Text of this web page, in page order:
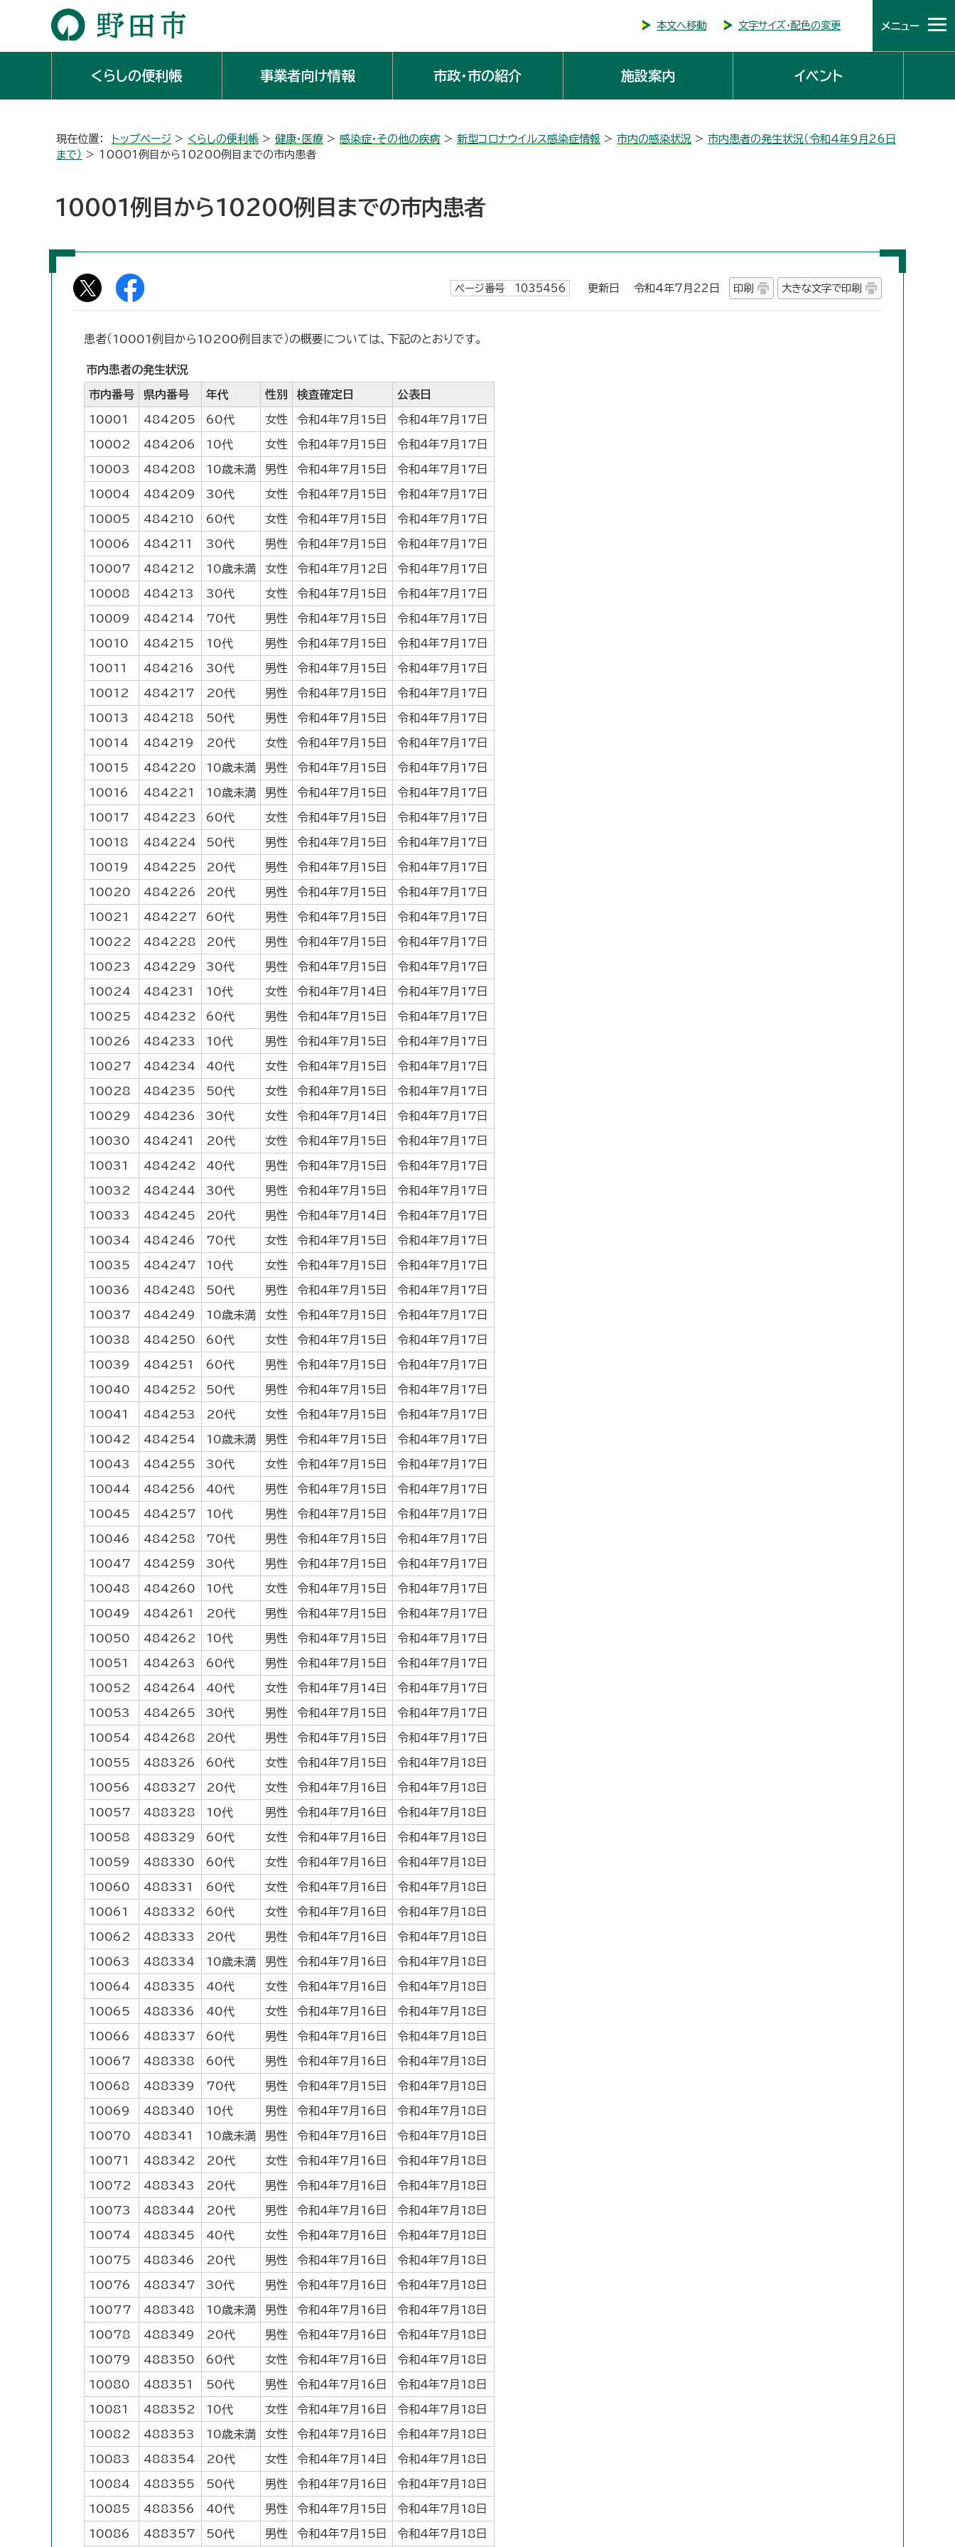
本文へ移動 文字サイズ・配色の変更 メニュー
くらしの便利帳 事業者向け情報 市政・市の紹介 施設案内 イベント
現在位置： トップページ > くらしの便利帳 > 健康・医療 > 感染症・その他の疾病 > 新型コロナウイルス感染症情報 > 市内の感染状況 > 市内患者の発生状況（令和4年9月26日
まで） > 10001例目から10200例目までの市内患者
10001例目から10200例目までの市内患者
ページ番号 1035456 更新日 令和4年7月22日 印刷 大きな文字で印刷
患者（10001例目から10200例目まで）の概要については、下記のとおりです。
市内患者の発生状況
市内番号 県内番号 年代 性別 検査確定日 公表日
10001 484205 60代 女性 令和4年7月15日 令和4年7月17日
10002 484206 10代 女性 令和4年7月15日 令和4年7月17日
10003 484208 10歳未満 男性 令和4年7月15日 令和4年7月17日
10004 484209 30代 女性 令和4年7月15日 令和4年7月17日
10005 484210 60代 女性 令和4年7月15日 令和4年7月17日
10006 484211 30代 男性 令和4年7月15日 令和4年7月17日
10007 484212 10歳未満 女性 令和4年7月12日 令和4年7月17日
10008 484213 30代 女性 令和4年7月15日 令和4年7月17日
10009 484214 70代 男性 令和4年7月15日 令和4年7月17日
10010 484215 10代 男性 令和4年7月15日 令和4年7月17日
10011 484216 30代 男性 令和4年7月15日 令和4年7月17日
10012 484217 20代 男性 令和4年7月15日 令和4年7月17日
10013 484218 50代 男性 令和4年7月15日 令和4年7月17日
10014 484219 20代 女性 令和4年7月15日 令和4年7月17日
10015 484220 10歳未満 男性 令和4年7月15日 令和4年7月17日
10016 484221 10歳未満 男性 令和4年7月15日 令和4年7月17日
10017 484223 60代 女性 令和4年7月15日 令和4年7月17日
10018 484224 50代 男性 令和4年7月15日 令和4年7月17日
10019 484225 20代 男性 令和4年7月15日 令和4年7月17日
10020 484226 20代 男性 令和4年7月15日 令和4年7月17日
10021 484227 60代 男性 令和4年7月15日 令和4年7月17日
10022 484228 20代 男性 令和4年7月15日 令和4年7月17日
10023 484229 30代 男性 令和4年7月15日 令和4年7月17日
10024 484231 10代 女性 令和4年7月14日 令和4年7月17日
10025 484232 60代 男性 令和4年7月15日 令和4年7月17日
10026 484233 10代 男性 令和4年7月15日 令和4年7月17日
10027 484234 40代 女性 令和4年7月15日 令和4年7月17日
10028 484235 50代 女性 令和4年7月15日 令和4年7月17日
10029 484236 30代 女性 令和4年7月14日 令和4年7月17日
10030 484241 20代 女性 令和4年7月15日 令和4年7月17日
10031 484242 40代 男性 令和4年7月15日 令和4年7月17日
10032 484244 30代 男性 令和4年7月15日 令和4年7月17日
10033 484245 20代 男性 令和4年7月14日 令和4年7月17日
10034 484246 70代 女性 令和4年7月15日 令和4年7月17日
10035 484247 10代 女性 令和4年7月15日 令和4年7月17日
10036 484248 50代 男性 令和4年7月15日 令和4年7月17日
10037 484249 10歳未満 女性 令和4年7月15日 令和4年7月17日
10038 484250 60代 女性 令和4年7月15日 令和4年7月17日
10039 484251 60代 男性 令和4年7月15日 令和4年7月17日
10040 484252 50代 男性 令和4年7月15日 令和4年7月17日
10041 484253 20代 女性 令和4年7月15日 令和4年7月17日
10042 484254 10歳未満 男性 令和4年7月15日 令和4年7月17日
10043 484255 30代 女性 令和4年7月15日 令和4年7月17日
10044 484256 40代 男性 令和4年7月15日 令和4年7月17日
10045 484257 10代 男性 令和4年7月15日 令和4年7月17日
10046 484258 70代 男性 令和4年7月15日 令和4年7月17日
10047 484259 30代 男性 令和4年7月15日 令和4年7月17日
10048 484260 10代 女性 令和4年7月15日 令和4年7月17日
10049 484261 20代 男性 令和4年7月15日 令和4年7月17日
10050 484262 10代 男性 令和4年7月15日 令和4年7月17日
10051 484263 60代 男性 令和4年7月15日 令和4年7月17日
10052 484264 40代 女性 令和4年7月14日 令和4年7月17日
10053 484265 30代 男性 令和4年7月15日 令和4年7月17日
10054 484268 20代 男性 令和4年7月15日 令和4年7月17日
10055 488326 60代 女性 令和4年7月15日 令和4年7月18日
10056 488327 20代 女性 令和4年7月16日 令和4年7月18日
10057 488328 10代 男性 令和4年7月16日 令和4年7月18日
10058 488329 60代 女性 令和4年7月16日 令和4年7月18日
10059 488330 60代 女性 令和4年7月16日 令和4年7月18日
10060 488331 60代 女性 令和4年7月16日 令和4年7月18日
10061 488332 60代 女性 令和4年7月16日 令和4年7月18日
10062 488333 20代 男性 令和4年7月16日 令和4年7月18日
10063 488334 10歳未満 男性 令和4年7月16日 令和4年7月18日
10064 488335 40代 女性 令和4年7月16日 令和4年7月18日
10065 488336 40代 女性 令和4年7月16日 令和4年7月18日
10066 488337 60代 男性 令和4年7月16日 令和4年7月18日
10067 488338 60代 男性 令和4年7月16日 令和4年7月18日
10068 488339 70代 男性 令和4年7月15日 令和4年7月18日
10069 488340 10代 男性 令和4年7月16日 令和4年7月18日
10070 488341 10歳未満 男性 令和4年7月16日 令和4年7月18日
10071 488342 20代 女性 令和4年7月16日 令和4年7月18日
10072 488343 20代 男性 令和4年7月16日 令和4年7月18日
10073 488344 20代 男性 令和4年7月16日 令和4年7月18日
10074 488345 40代 女性 令和4年7月16日 令和4年7月18日
10075 488346 20代 男性 令和4年7月16日 令和4年7月18日
10076 488347 30代 男性 令和4年7月16日 令和4年7月18日
10077 488348 10歳未満 男性 令和4年7月16日 令和4年7月18日
10078 488349 20代 男性 令和4年7月16日 令和4年7月18日
10079 488350 60代 女性 令和4年7月16日 令和4年7月18日
10080 488351 50代 男性 令和4年7月16日 令和4年7月18日
10081 488352 10代 女性 令和4年7月16日 令和4年7月18日
10082 488353 10歳未満 女性 令和4年7月16日 令和4年7月18日
10083 488354 20代 女性 令和4年7月14日 令和4年7月18日
10084 488355 50代 男性 令和4年7月16日 令和4年7月18日
10085 488356 40代 男性 令和4年7月15日 令和4年7月18日
10086 488357 50代 男性 令和4年7月15日 令和4年7月18日